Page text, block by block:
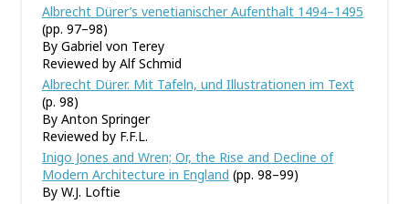
Albrecht Dürer’s venetianischer Aufenthalt 1494–1495
(pp. 97–98)
By Gabriel von Terey
Reviewed by Alf Schmid
Albrecht Dürer. Mit Tafeln, und Illustrationen im Text
(p. 98)
By Anton Springer
Reviewed by F.F.L.
Inigo Jones and Wren; Or, the Rise and Decline of
Modern Architecture in England (pp. 98–99)
By W.J. Loftie